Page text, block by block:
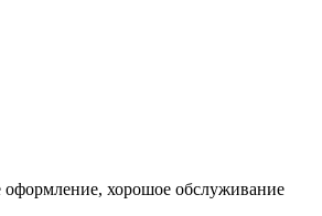
оформление, хорошое обслуживание